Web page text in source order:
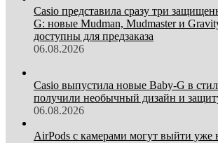
Casio представила сразу три
G: новые Mudman, Mudmaster и
доступны для предзаказа
06.08.2026
Casio выпустила новые Baby-G в
получили необычный дизайн и
06.08.2026
AirPods с камерами могут выйти уже